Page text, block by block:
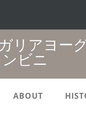
リアヨー
ビニ
ABOUT